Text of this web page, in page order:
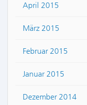
April 2015
März 2015
Februar 2015
Januar 2015
Dezember 2014